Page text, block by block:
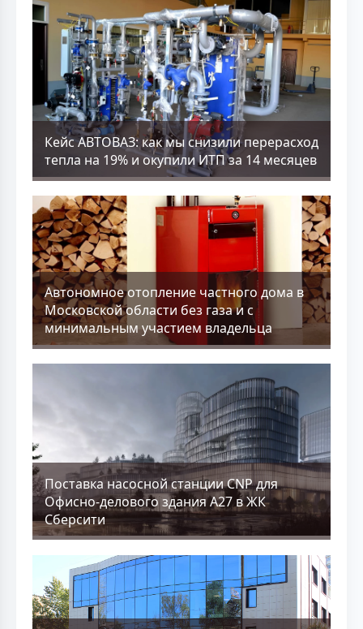
Кейс АВТОВАЗ: как мы снизили перерасход
тепла на 19% и окупили ИТП за 14 месяцев
Aвтономное отопление частного дома в
Московской области без газа и с
минимальным участием владельца
Поставка насосной станции CNP для
Офисно-делового здания А27 в ЖК
Сберсити